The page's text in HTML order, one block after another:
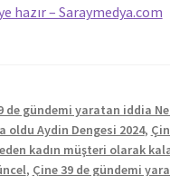
hazır – Saraymedya.com
de gündemi yaratan iddia
oldu Aydin Dengesi 2024,
kadın müşteri olarak
, Çine 39 de gündemi